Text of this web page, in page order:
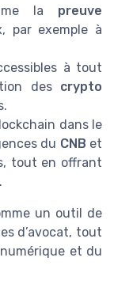
la preuve
par exemple à
à tout
des crypto
dans le
du CNB et
tout en offrant
un outil de
d’avocat, tout
et du